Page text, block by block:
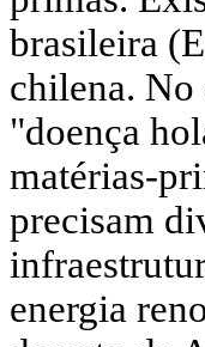
brasileira
chilena. No
"doença
matérias-
precisam
energia